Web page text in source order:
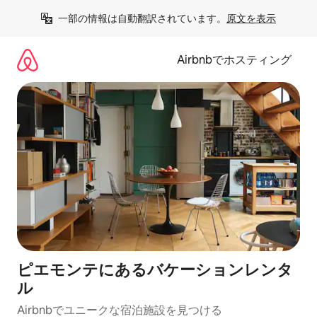
一部の情報は自動翻訳されています。 原文を表示
Airbnbでホスティング
ピエモンテにあるバケーションレンタ
ル
Airbnbでユニークな宿泊施設を見つける